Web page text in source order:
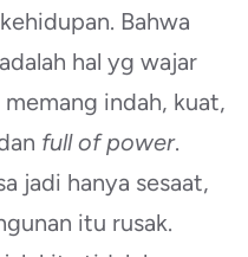
Bahwa
hal yg wajar
indah, kuat,
full of power.
jadi hanya sesaat,
itu rusak.